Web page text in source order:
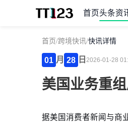
首页头条资
首页/跨境快讯/快讯详情
01 月 28 日 2026-01-28
美国业务重
据美国消费者新闻与商